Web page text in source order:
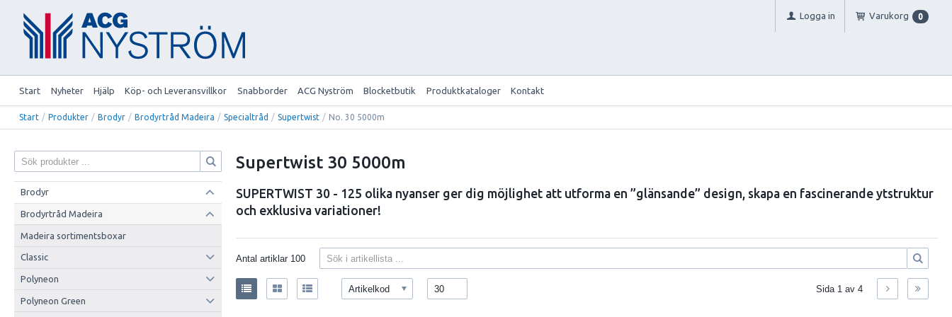
Logga in Varukorg 0
Start Nyheter Hjälp Köp- och Leveransvillkor Snabborder ACG Nyström Blocketbutik Produktkataloger Kontakt
Start / Produkter / Brodyr / Brodyrtråd Madeira / Specialtråd / Supertwist / No. 30 5000m
Brodyr
Brodyrtråd Madeira
Madeira sortimentsboxar
Classic
Polyneon
Polyneon Green
Supertwist 30 5000m
SUPERTWIST 30 - 125 olika nyanser ger dig möjlighet att utforma en ”glänsande” design, skapa en fascinerande ytstruktur
och exklusiva variationer!
Antal artiklar 100
Artikelkod 30 Sida 1 av 4